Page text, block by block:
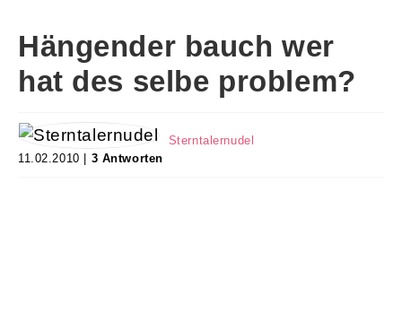
Hängender bauch wer
hat des selbe problem?
Sterntalernudel
11.02.2010 | 3 Antworten
Forum
Service